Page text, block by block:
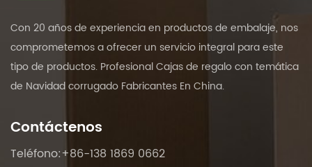
Con 20 años de experiencia en productos de embalaje, nos
comprometemos a ofrecer un servicio integral para este
tipo de productos. ProfesionalCajas de regalo con temática
de Navidad corrugado Fabricantes En China.
Contáctenos
Teléfono:+86-138 1869 0662